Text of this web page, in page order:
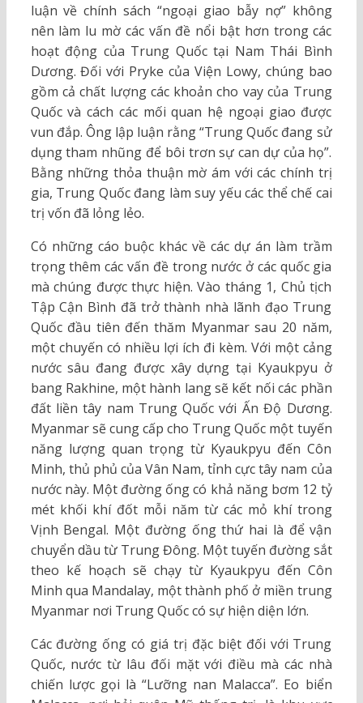
luận về chính sách “ngoại giao bẫy nợ” không
nên làm lu mờ các vấn đề nổi bật hơn trong các
hoạt động của Trung Quốc tại Nam Thái Bình
Dương. Đối với Pryke của Viện Lowy, chúng bao
gồm cả chất lượng các khoản cho vay của Trung
Quốc và cách các mối quan hệ ngoại giao được
vun đắp. Ông lập luận rằng “Trung Quốc đang sử
dụng tham nhũng để bôi trơn sự can dự của họ”.
Bằng những thỏa thuận mờ ám với các chính trị
gia, Trung Quốc đang làm suy yếu các thể chế cai
trị vốn đã lỏng lẻo.
Có những cáo buộc khác về các dự án làm trầm
trọng thêm các vấn đề trong nước ở các quốc gia
mà chúng được thực hiện. Vào tháng 1, Chủ tịch
Tập Cận Bình đã trở thành nhà lãnh đạo Trung
Quốc đầu tiên đến thăm Myanmar sau 20 năm,
một chuyến có nhiều lợi ích đi kèm. Với một cảng
nước sâu đang được xây dựng tại Kyaukpyu ở
bang Rakhine, một hành lang sẽ kết nối các phần
đất liền tây nam Trung Quốc với Ấn Độ Dương.
Myanmar sẽ cung cấp cho Trung Quốc một tuyến
năng lượng quan trọng từ Kyaukpyu đến Côn
Minh, thủ phủ của Vân Nam, tỉnh cực tây nam của
nước này. Một đường ống có khả năng bơm 12 tỷ
mét khối khí đốt mỗi năm từ các mỏ khí trong
Vịnh Bengal. Một đường ống thứ hai là để vận
chuyển dầu từ Trung Đông. Một tuyến đường sắt
theo kế hoạch sẽ chạy từ Kyaukpyu đến Côn
Minh qua Mandalay, một thành phố ở miền trung
Myanmar nơi Trung Quốc có sự hiện diện lớn.
Các đường ống có giá trị đặc biệt đối với Trung
Quốc, nước từ lâu đối mặt với điều mà các nhà
chiến lược gọi là “Lưỡng nan Malacca”. Eo biển